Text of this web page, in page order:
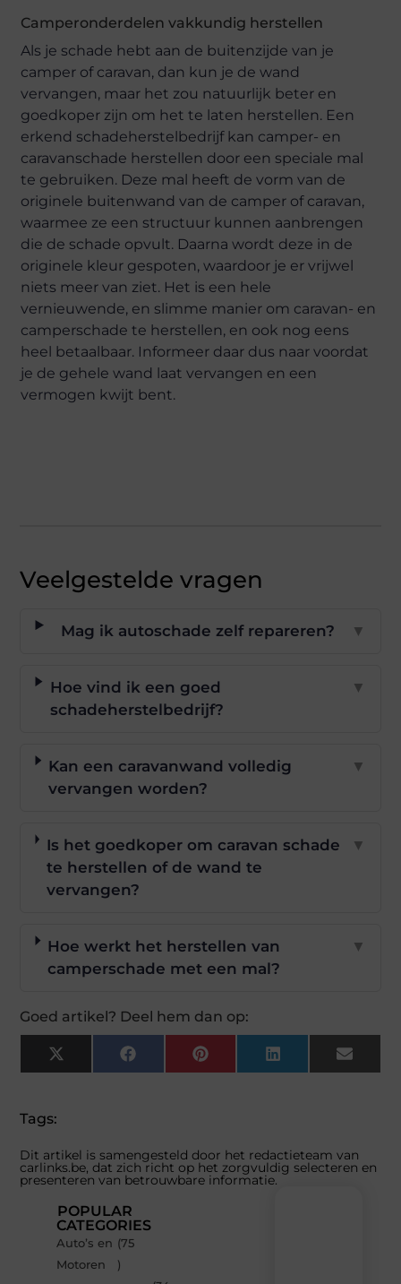
Camperonderdelen vakkundig herstellen
Als je schade hebt aan de buitenzijde van je
camper of caravan, dan kun je de wand
vervangen, maar het zou natuurlijk beter en
goedkoper zijn om het te laten herstellen. Een
erkend schadeherstelbedrijf kan camper- en
caravanschade herstellen door een speciale mal
te gebruiken. Deze mal heeft de vorm van de
originele buitenwand van de camper of caravan,
waarmee ze een structuur kunnen aanbrengen
die de schade opvult. Daarna wordt deze in de
originele kleur gespoten, waardoor je er vrijwel
niets meer van ziet. Het is een hele
vernieuwende, en slimme manier om caravan- en
camperschade te herstellen, en ook nog eens
heel betaalbaar. Informeer daar dus naar voordat
je de gehele wand laat vervangen en een
vermogen kwijt bent.
Veelgestelde vragen
Mag ik autoschade zelf repareren? ▼
Hoe vind ik een goed
schadeherstelbedrijf?
▼
Kan een caravanwand volledig
vervangen worden?
▼
Is het goedkoper om caravan schade
te herstellen of de wand te
vervangen?
▼
Hoe werkt het herstellen van
camperschade met een mal?
▼
Goed artikel? Deel hem dan op:
X
(Twitter)
FacebookPinterestLinkedInEmail
Tags:
Dit artikel is samengesteld door het redactieteam van
carlinks.be, dat zich richt op het zorgvuldig selecteren en
presenteren van betrouwbare informatie.
POPULAR
CATEGORIES
Auto’s en
Motoren
(75
)